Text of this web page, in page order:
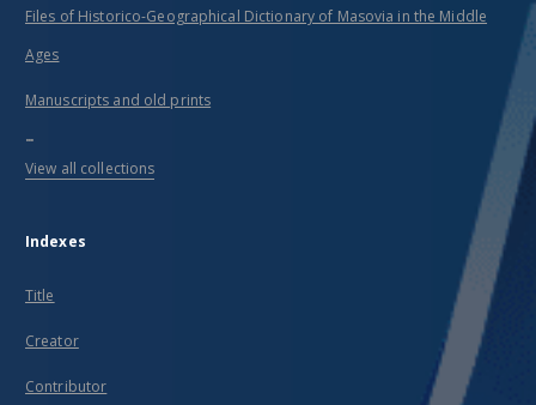
Files of Historico-Geographical Dictionary of Masovia in the Middle
Ages
Manuscripts and old prints
...
View all collections
Indexes
Title
Creator
Contributor